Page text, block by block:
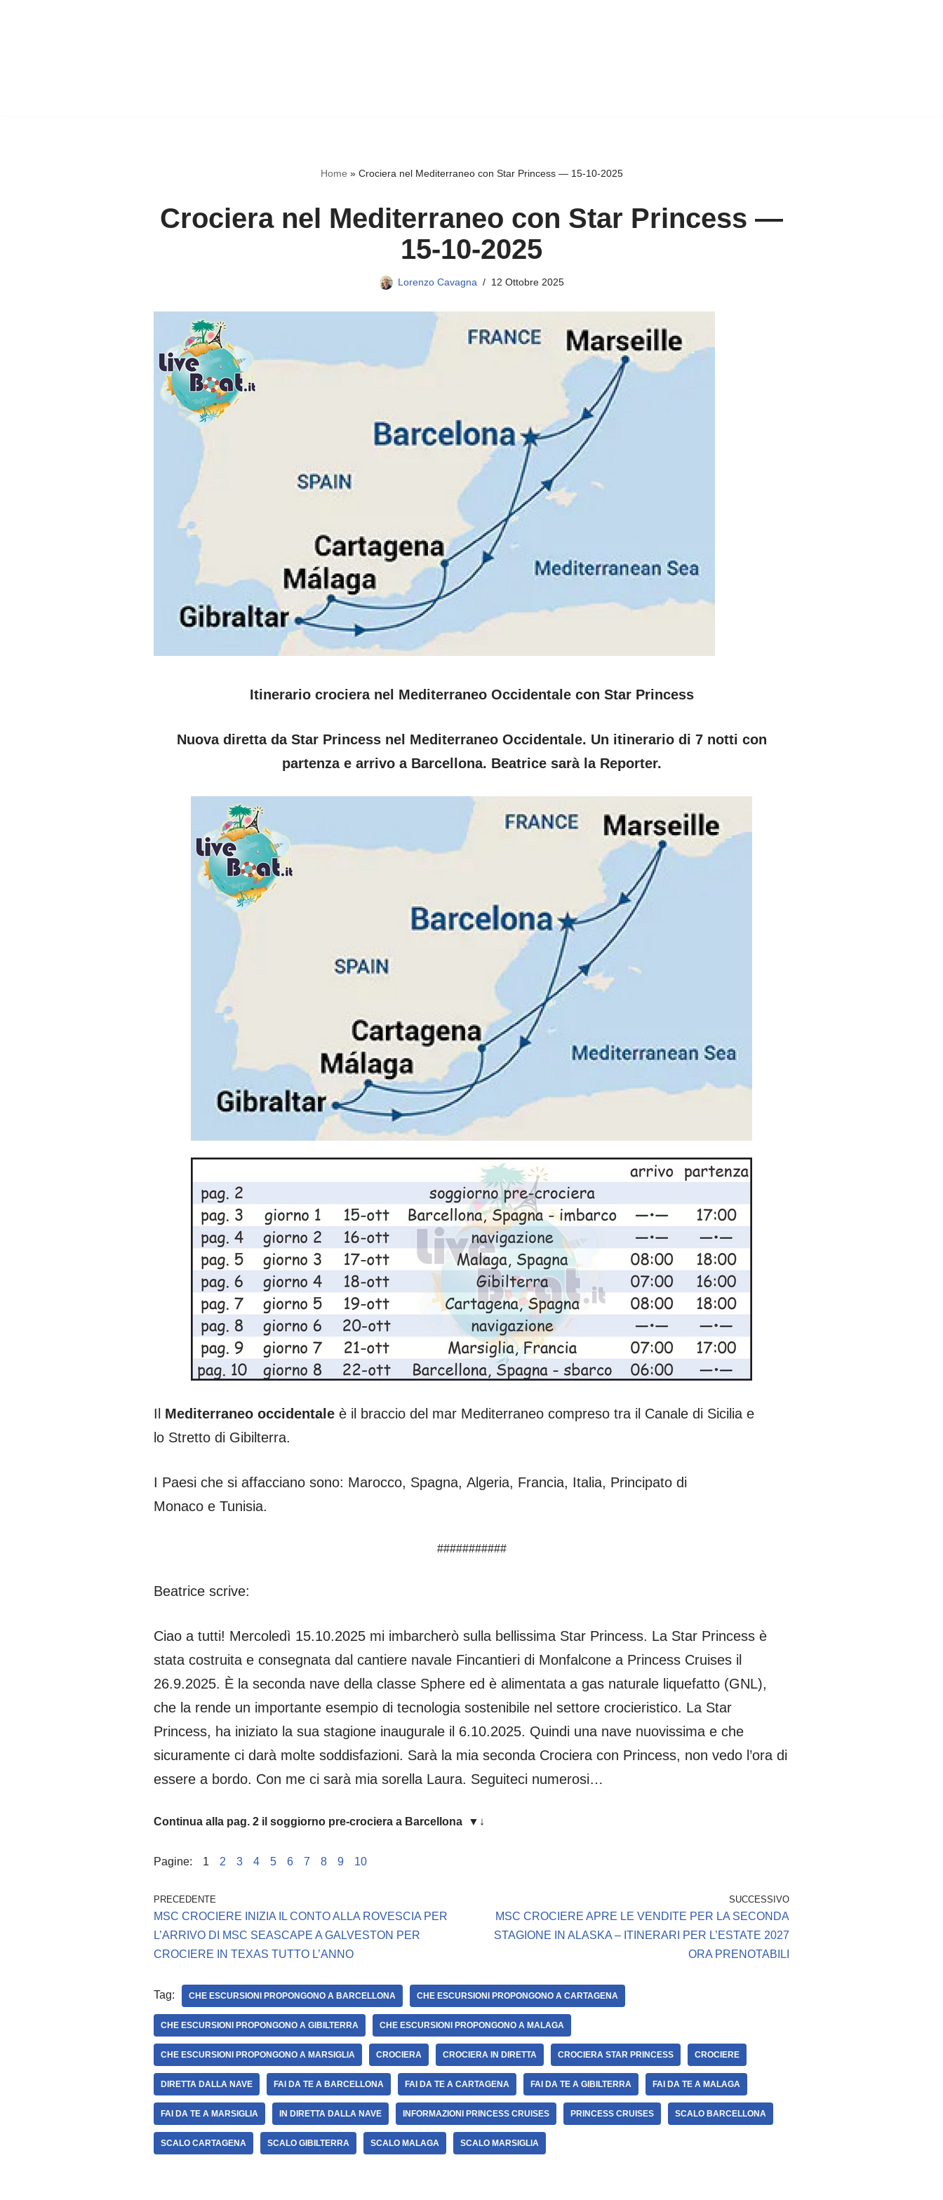
Home » Crociera nel Mediterraneo con Star Princess — 15-10-2025
Crociera nel Mediterraneo con Star Princess —
15-10-2025
Lorenzo Cavagna 12 Ottobre 2025
Itinerario crociera nel Mediterraneo Occidentale con Star Princess
Nuova diretta da Star Princess nel Mediterraneo Occidentale. Un itinerario di 7 notti con
partenza e arrivo a Barcellona. Beatrice sarà la Reporter.
Il Mediterraneo occidentale è il braccio del mar Mediterraneo compreso tra il Canale di Sicilia e
lo Stretto di Gibilterra.
I Paesi che si affacciano sono: Marocco, Spagna, Algeria, Francia, Italia, Principato di
Monaco e Tunisia.
###########
Beatrice scrive:
Ciao a tutti! Mercoledì 15.10.2025 mi imbarcherò sulla bellissima Star Princess. La Star Princess è
stata costruita e consegnata dal cantiere navale Fincantieri di Monfalcone a Princess Cruises il
26.9.2025. È la seconda nave della classe Sphere ed è alimentata a gas naturale liquefatto (GNL),
che la rende un importante esempio di tecnologia sostenibile nel settore crocieristico. La Star
Princess, ha iniziato la sua stagione inaugurale il 6.10.2025. Quindi una nave nuovissima e che
sicuramente ci darà molte soddisfazioni. Sarà la mia seconda Crociera con Princess, non vedo l’ora di
essere a bordo. Con me ci sarà mia sorella Laura. Seguiteci numerosi…
Continua alla pag. 2 il soggiorno pre-crociera a Barcellona ▼↓
Pagine: 1 2 3 4 5 6 7 8 9 10
PRECEDENTE
MSC CROCIERE INIZIA IL CONTO ALLA ROVESCIA PER
L’ARRIVO DI MSC SEASCAPE A GALVESTON PER
CROCIERE IN TEXAS TUTTO L’ANNO
SUCCESSIVO
MSC CROCIERE APRE LE VENDITE PER LA SECONDA
STAGIONE IN ALASKA – ITINERARI PER L’ESTATE 2027
ORA PRENOTABILI
Tag: CHE ESCURSIONI PROPONGONO A BARCELLONA CHE ESCURSIONI PROPONGONO A CARTAGENA
CHE ESCURSIONI PROPONGONO A GIBILTERRA CHE ESCURSIONI PROPONGONO A MALAGA
CHE ESCURSIONI PROPONGONO A MARSIGLIA CROCIERA CROCIERA IN DIRETTA CROCIERA STAR PRINCESS CROCIERE
DIRETTA DALLA NAVE FAI DA TE A BARCELLONA FAI DA TE A CARTAGENA FAI DA TE A GIBILTERRA FAI DA TE A MALAGA
FAI DA TE A MARSIGLIA IN DIRETTA DALLA NAVE INFORMAZIONI PRINCESS CRUISES PRINCESS CRUISES SCALO BARCELLONA
SCALO CARTAGENA SCALO GIBILTERRA SCALO MALAGA SCALO MARSIGLIA